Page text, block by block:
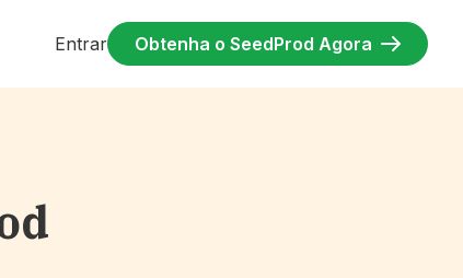
Entrar Obtenha o SeedProd Agora